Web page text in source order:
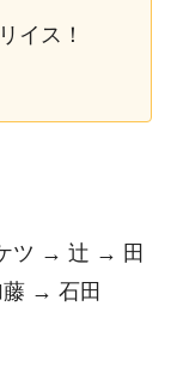
イス！
ツ → 辻 → 田
→ 石田